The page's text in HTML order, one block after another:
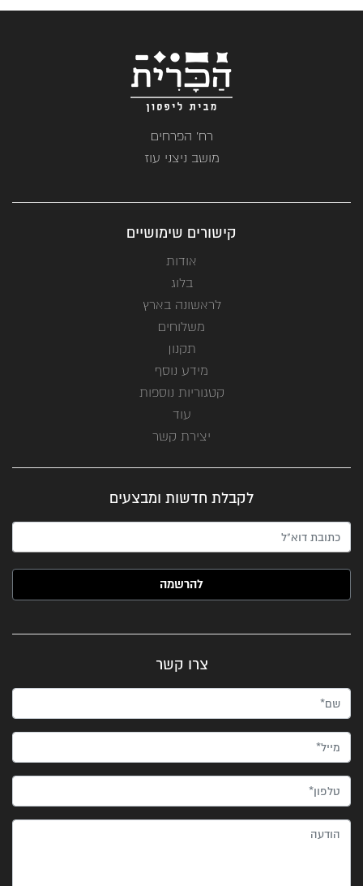
רח' הפרחים
מושב ניצני עוז
קישורים שימושיים
אודות
בלוג
לראשונה בארץ
משלוחים
תקנון
מידע נוסף
קטגוריות נוספות
עוד
יצירת קשר
לקבלת חדשות ומבצעים
האימייל שלך (חובה)
צרו קשר